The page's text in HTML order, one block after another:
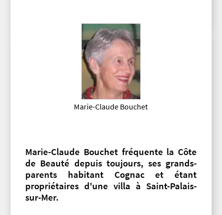
Marie-Claude Bouchet
Marie-Claude Bouchet fréquente la Côte
de Beauté depuis toujours, ses grands-
parents habitant Cognac et étant
propriétaires d'une villa à Saint-Palais-
sur-Mer.